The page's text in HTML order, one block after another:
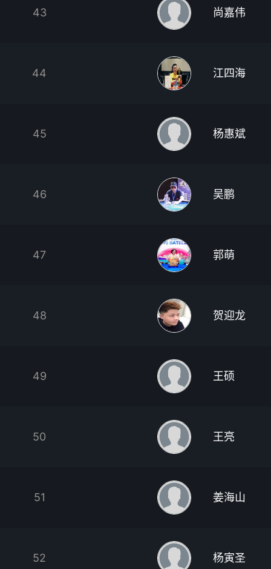
43 尚嘉伟
44 江四海
45 杨惠斌
46 吴鹏
47 郭萌
48 贺迎龙
49 王硕
50 王亮
51 姜海山
52 杨寅圣